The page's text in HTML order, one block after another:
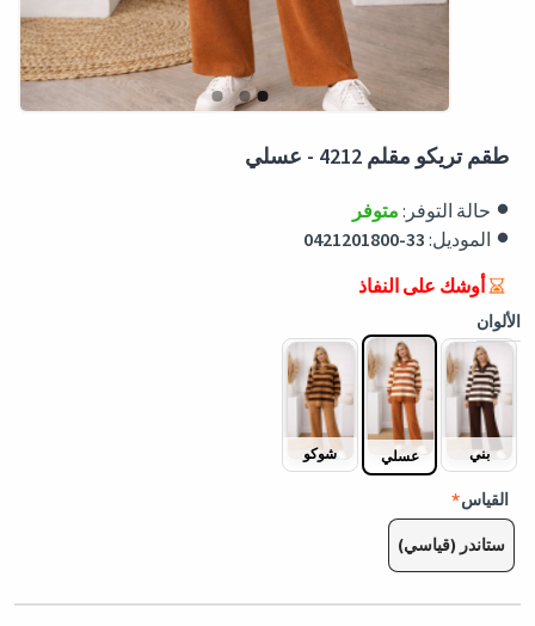
طقم تريكو مقلم 4212 - عسلي
حالة التوفر: متوفر
الموديل: 0421201800-33
الألوان
بني عسلي شوكو
القياس
ستاندر (قياسي)
شحن لكافة الدول
يمكن إرجاع المنتجات المؤهلة في حالتها الأصلية خلال 3 أيام من تاريخ
خدمة عملاء مميزة
أوشك على النفاذ